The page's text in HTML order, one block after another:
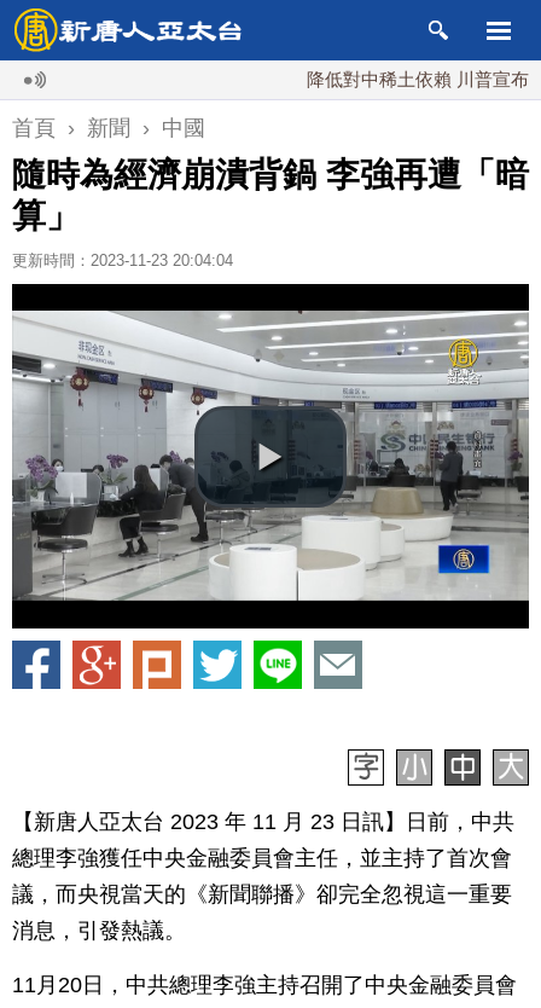
降低對中稀土依賴 川普宣布礦業投
首頁 › 新聞 › 中國
隨時為經濟崩潰背鍋 李強再遭「暗
算」
更新時間：2023-11-23 20:04:04
【新唐人亞太台 2023 年 11 月 23 日訊】日前，中共
總理李強獲任中央金融委員會主任，並主持了首次會
議，而央視當天的《新聞聯播》卻完全忽視這一重要
消息，引發熱議。
11月20日，中共總理李強主持召開了中央金融委員會